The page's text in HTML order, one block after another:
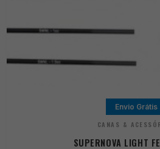
Envio Grátis
CANAS &
SUPERNOVA LIGHT